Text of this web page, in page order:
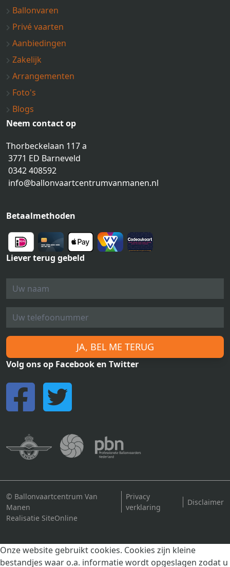
Ballonvaren
Privé vaarten
Aanbiedingen
Zakelijk
Arrangementen
Foto's
Blogs
Neem contact op
Thorbeckelaan 117 a
3771 ED Barneveld
0342 408592
info@ballonvaartcentrumvanmanen.nl
Betaalmethoden
Liever terug gebeld
JA, BEL ME TERUG
Volg ons op Facebook en Twitter
© Ballonvaartcentrum Van
Manen
Privacy
verklaring
Disclaimer
Realisatie SiteOnline
Onze website gebruikt cookies. Cookies zijn kleine
bestandjes waar o.a. informatie wordt opgeslagen zodat u